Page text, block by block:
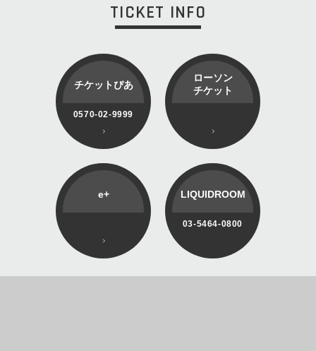
TICKET INFO
チケットぴあ
0570-02-9999
ローソン
チケット
e+ LIQUIDROOM
03-5464-0800